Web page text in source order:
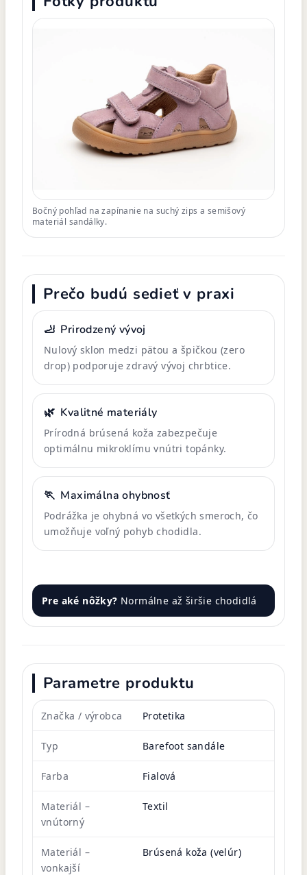
Bočný pohľad na zapínanie na suchý zips a semišový
materiál sandálky.
Prečo budú sedieť v praxi
🦶 Prirodzený vývoj
Nulový sklon medzi pätou a špičkou (zero
drop) podporuje zdravý vývoj chrbtice.
🌿 Kvalitné materiály
Prírodná brúsená koža zabezpečuje
optimálnu mikroklímu vnútri topánky.
🏃 Maximálna ohybnosť
Podrážka je ohybná vo všetkých smeroch, čo
umožňuje voľný pohyb chodidla.
Pre aké nôžky? Normálne až širšie chodidlá
Parametre produktu
Značka / výrobca Protetika
Typ Barefoot sandále
Farba Fialová
Materiál –
vnútorný
Textil
Materiál –
vonkajší
Brúsená koža (velúr)